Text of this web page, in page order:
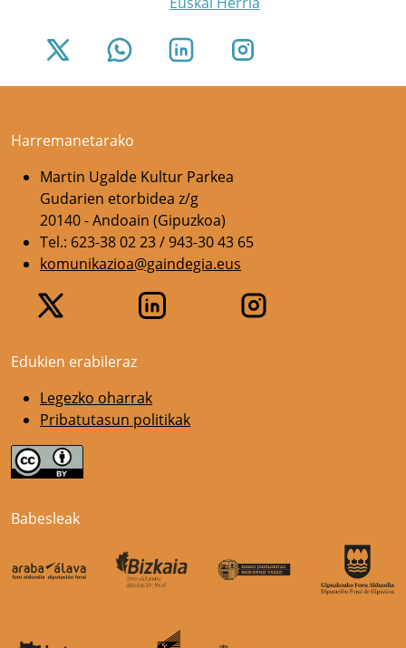
Harremanetarako
Martin Ugalde Kultur Parkea
Gudarien etorbidea z/g
20140 - Andoain (Gipuzkoa)
Tel.: 623-38 02 23 / 943-30 43 65
komunikazioa@gaindegia.eus
Edukien erabileraz
Legezko oharrak
Pribatutasun politikak
Babesleak